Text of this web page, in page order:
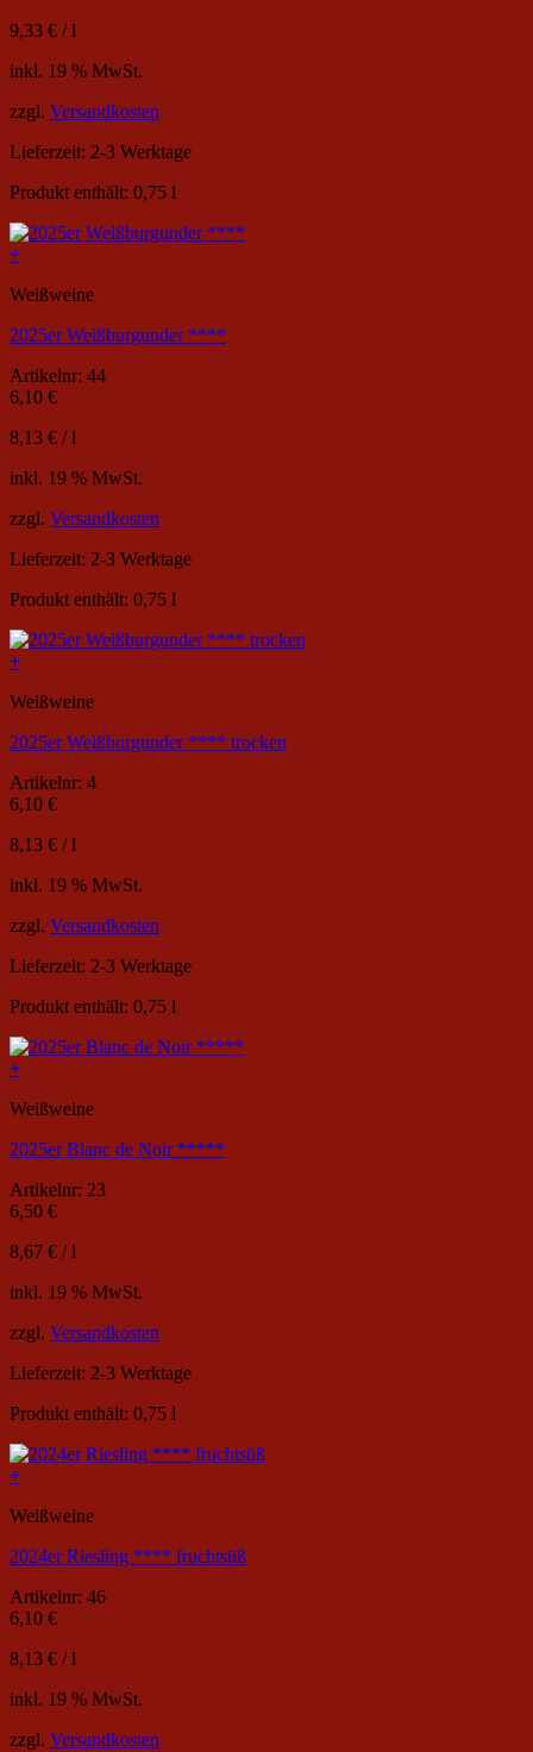
9,33 € /l
inkl. 19 % MwSt.
zzgl. Versandkosten
Lieferzeit: 2-3 Werktage
Produkt enthält: 0,75 l
+
Weißweine
2025er Weißburgunder ****
Artikelnr: 44
6,10 €
8,13 € /l
inkl. 19 % MwSt.
zzgl. Versandkosten
Lieferzeit: 2-3 Werktage
Produkt enthält: 0,75 l
+
Weißweine
2025er Weißburgunder **** trocken
Artikelnr: 4
6,10 €
8,13 € /l
inkl. 19 % MwSt.
zzgl. Versandkosten
Lieferzeit: 2-3 Werktage
Produkt enthält: 0,75 l
+
Weißweine
2025er Blanc de Noir *****
Artikelnr: 23
6,50 €
8,67 € /l
inkl. 19 % MwSt.
zzgl. Versandkosten
Lieferzeit: 2-3 Werktage
Produkt enthält: 0,75 l
+
Weißweine
2024er Riesling **** fruchtsüß
Artikelnr: 46
6,10 €
8,13 € /l
inkl. 19 % MwSt.
zzgl. Versandkosten